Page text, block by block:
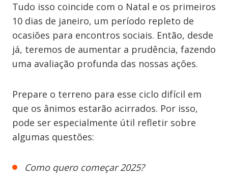
Tudo isso coincide com o Natal e os primeiros
10 dias de janeiro, um período repleto de
ocasiões para encontros sociais. Então, desde
já, teremos de aumentar a prudência, fazendo
uma avaliação profunda das nossas ações.
Prepare o terreno para esse ciclo difícil em
que os ânimos estarão acirrados. Por isso,
pode ser especialmente útil refletir sobre
algumas questões:
Como quero começar 2025?